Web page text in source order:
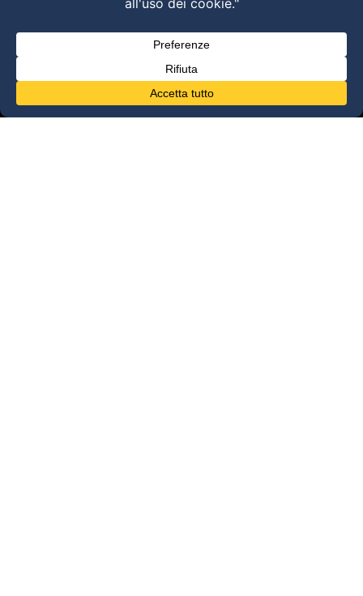
HVLA – Moduli Clinici – 2026
@2025 Dott. Alessandro Carollo – All rights